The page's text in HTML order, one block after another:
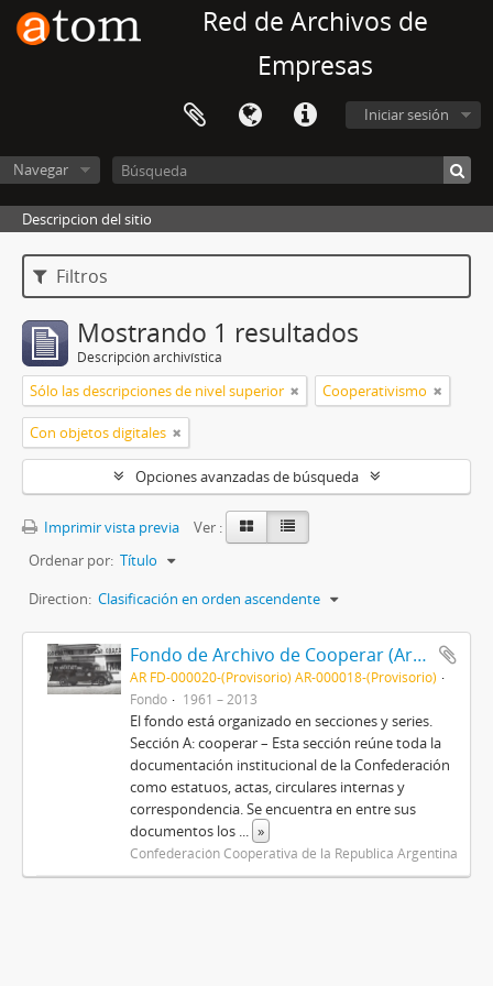
Red de Archivos de
Empresas
Iniciar sesión
Navegar
Descripcion del sitio
Filtros
Mostrando 1 resultados
Descripción archivística
Sólo las descripciones de nivel superior Cooperativismo
Con objetos digitales
Opciones avanzadas de búsqueda
Imprimir vista previa
Ver :
Ordenar por: Título
Direction: Clasificación en orden ascendente
Fondo de Archivo de Cooperar (Archivo Histórico del Cooperativismo Argentino)
AR FD-000020-(Provisorio) AR-000018-(Provisorio)
Fondo
1961 – 2013
El fondo está organizado en secciones y series.
Sección A: cooperar – Esta sección reúne toda la
documentación institucional de la Confederación
como estatuos, actas, circulares internas y
correspondencia. Se encuentra en entre sus
documentos los ... »
Confederación Cooperativa de la Republica Argentina